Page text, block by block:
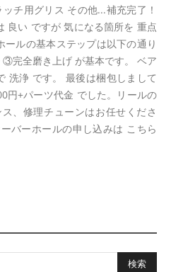
チ用グリス その他...補充完了！
良い ですが 気になる箇所を 重点
ルの基本ステップは以下の通り
完全磨き上げ が基本です。 ベア
洗浄 です。 最後は梱包しまして
円+パーツ代金 でした。リールの
、修理チューンはお任せくださ
バーホールの申し込みは こちら